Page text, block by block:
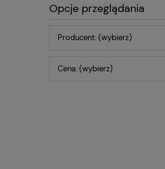
Opcje przeglądania
Producent: (wybierz)
Cena: (wybierz)